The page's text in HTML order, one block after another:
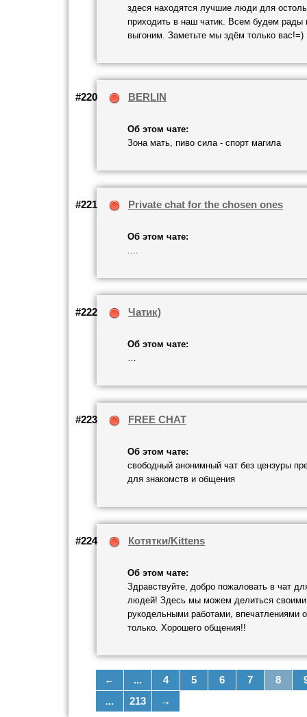
здеся находятся лучшие люди для
приходить в наш чатик. Всем будем рады
выгоним. Заметьте мы здём только вас!=)
BERLIN
#220
Об этом чате:
Зона мать, пиво сила - спорт магила
Private chat for the chosen ones
#221
Об этом чате:
....
Чатик)
#222
Об этом чате:
…
FREE CHAT
#223
Об этом чате:
свободный анонимный чат без цензуры
для знакомств и общения
Котятки/Kittens
#224
Об этом чате:
Здравствуйте, добро пожаловать в чат
людей! Здесь мы можем делиться своими
рукодельными работами, впечатлениями
только. Хорошего общения!!
← ... 4 5 6 7 8
...
213 →